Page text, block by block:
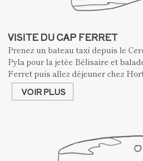
VISITE DU CAP FERRET
Prenez un bateau taxi depuis le
Pyla pour la jetée Bélisaire et
Ferret puis allez déjeuner chez
VOIR PLUS